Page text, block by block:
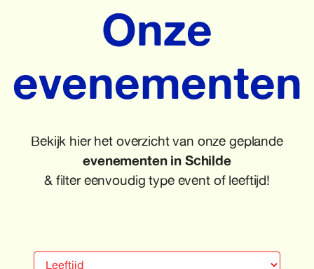
Onze
evenementen
Bekijk hier het overzicht van onze geplande
evenementen in Schilde
& filter eenvoudig type event of leeftijd!